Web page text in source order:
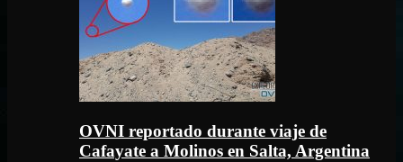
OVNI reportado durante viaje de
Cafayate a Molinos en Salta, Argentina